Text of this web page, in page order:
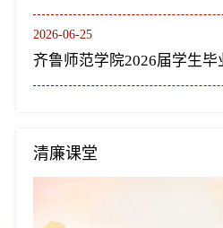
2026-06-25
清廉课堂